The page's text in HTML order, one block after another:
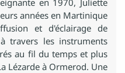
en 1970, Juliette
années en Martinique
et d'éclairage de
travers les instruments
au fil du temps et plus
Lézarde à Ormerod. Une